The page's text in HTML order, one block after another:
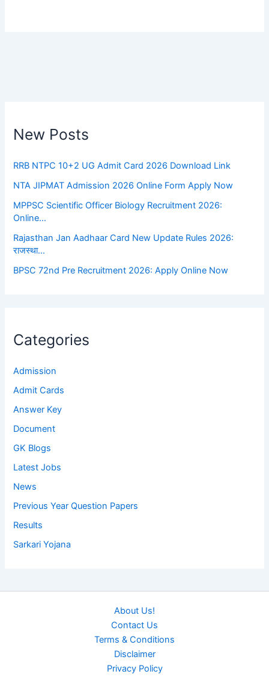
New Posts
RRB NTPC 10+2 UG Admit Card 2026 Download Link
NTA JIPMAT Admission 2026 Online Form Apply Now
MPPSC Scientific Officer Biology Recruitment 2026:
Online…
Rajasthan Jan Aadhaar Card New Update Rules 2026:
राजस्था…
BPSC 72nd Pre Recruitment 2026: Apply Online Now
Categories
Admission
Admit Cards
Answer Key
Document
GK Blogs
Latest Jobs
News
Previous Year Question Papers
Results
Sarkari Yojana
About Us!
Contact Us
Terms & Conditions
Disclaimer
Privacy Policy